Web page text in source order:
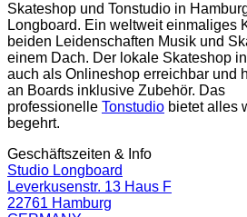
Skateshop und Tonstudio in
Longboard. Ein weltweit einmaliges
beiden Leidenschaften Musik und
einem Dach. Der lokale Skateshop
auch als Onlineshop erreichbar und
an Boards inklusive Zubehör. Das
professionelle Tonstudio bietet alles
begehrt.
Geschäftszeiten & Info
Studio Longboard
Leverkusenstr. 13 Haus F
22761 Hamburg